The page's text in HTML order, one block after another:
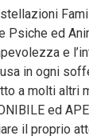
Psiche ed
e
in ogni
a molti altri
ed
il proprio